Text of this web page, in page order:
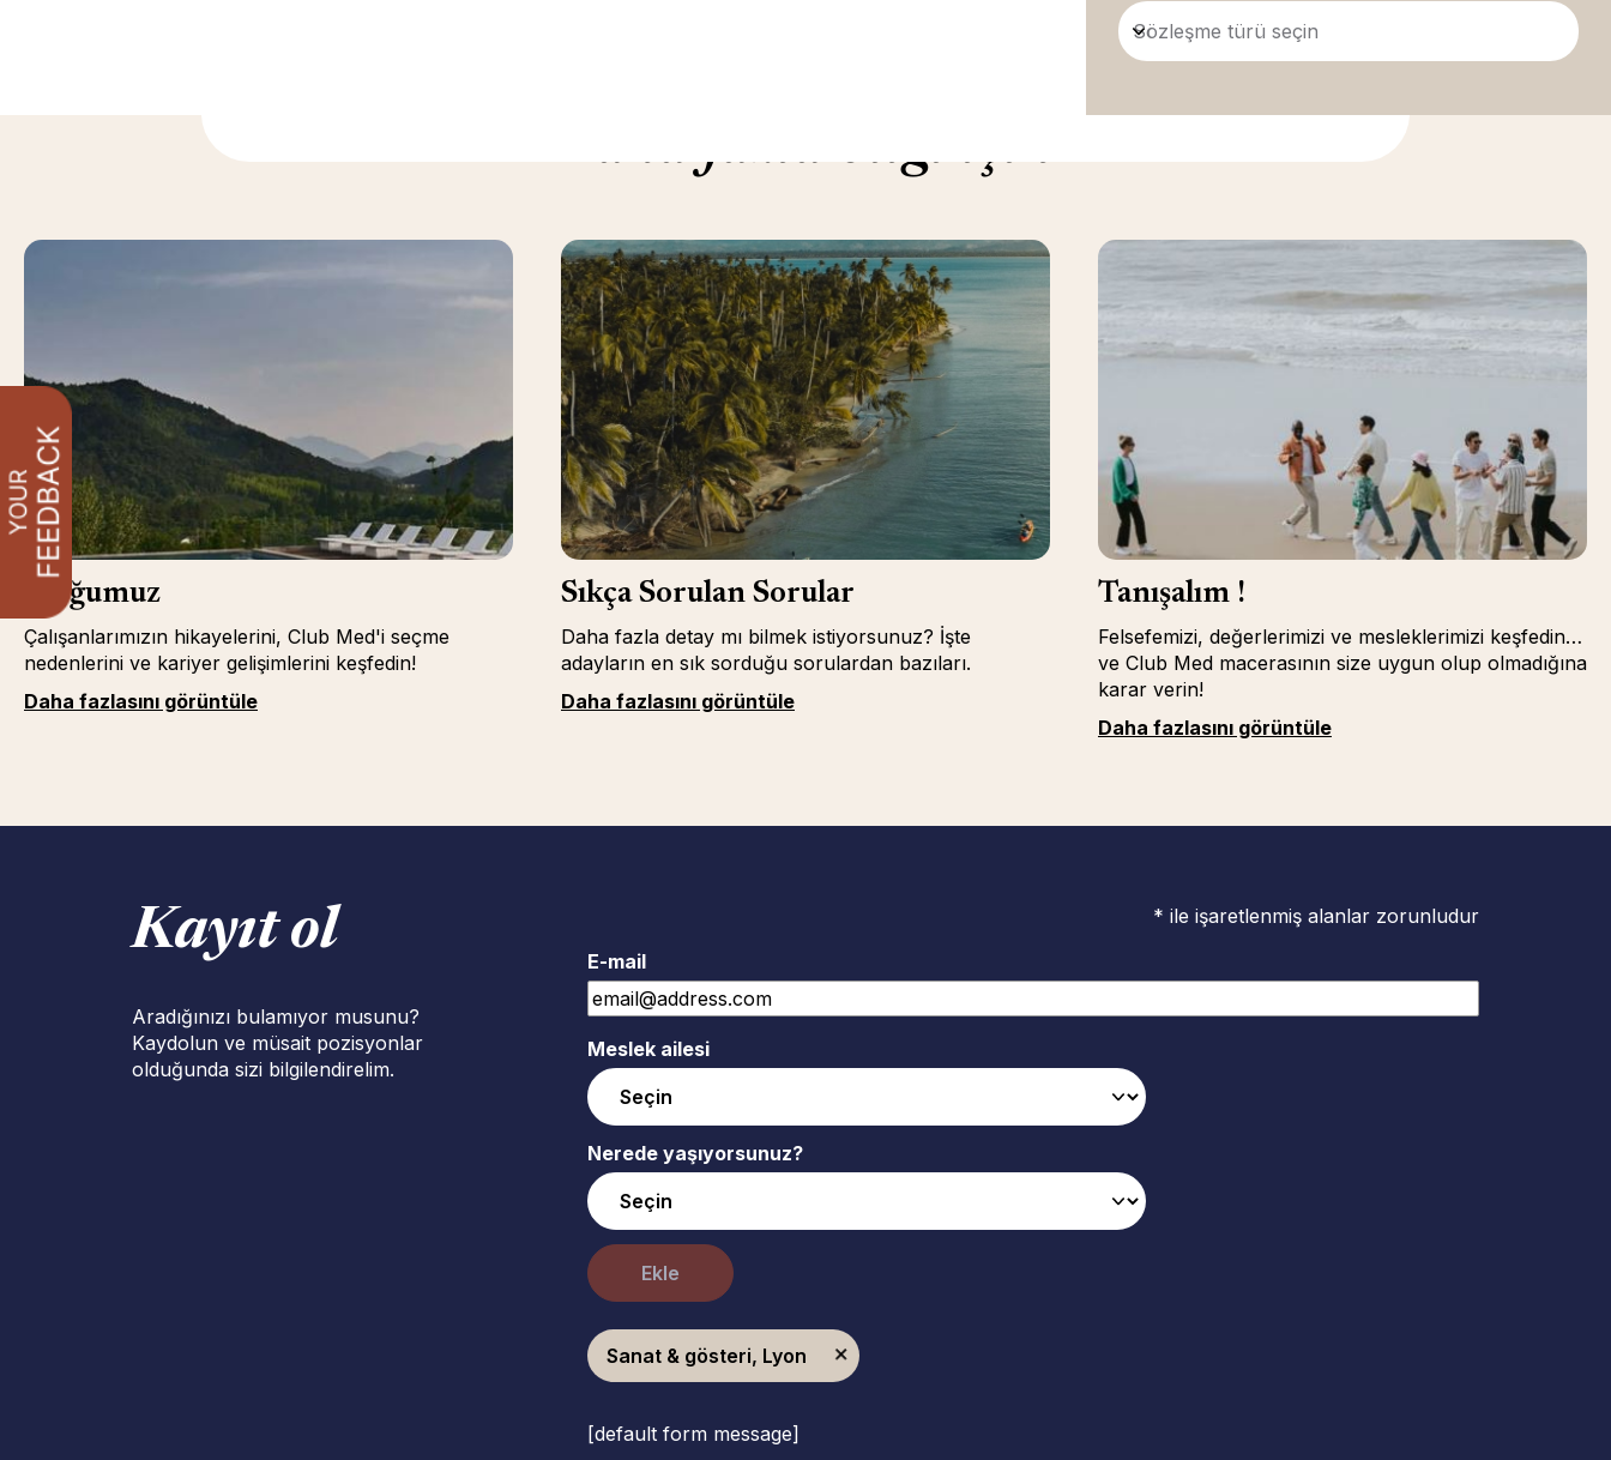
Sözleşme türü seçin
Daha fazla bilgi için
Bloğumuz
Çalışanlarımızın hikayelerini, Club Med'i seçme
nedenlerini ve kariyer gelişimlerini keşfedin!
Daha fazlasını görüntüle
Sıkça Sorulan Sorular
Daha fazla detay mı bilmek istiyorsunuz? İşte
adayların en sık sorduğu sorulardan bazıları.
Daha fazlasını görüntüle
Tanışalım !
Felsefemizi, değerlerimizi ve mesleklerimizi keşfedin…
ve Club Med macerasının size uygun olup olmadığına
karar verin!
Daha fazlasını görüntüle
Kayıt ol
Aradığınızı bulamıyor musunu?
Kaydolun ve müsait pozisyonlar
olduğunda sizi bilgilendirelim.
* ile işaretlenmiş alanlar zorunludur
E-mail
Meslek ailesi
Nerede yaşıyorsunuz?
Ekle
Sanat & gösteri, Lyon
[default form message]